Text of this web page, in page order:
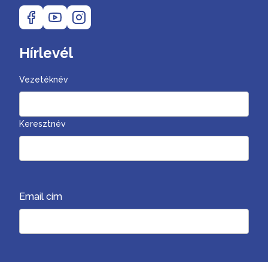
Hírlevél
Vezetéknév
Keresztnév
Email cím